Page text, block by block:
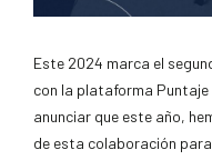
Este 2024 marca el
con la plataforma
anunciar que este año,
de esta colaboración